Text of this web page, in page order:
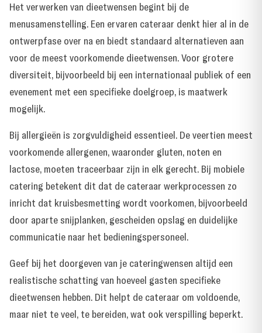
Het verwerken van dieetwensen begint bij de
menusamenstelling. Een ervaren cateraar denkt hier al in de
ontwerpfase over na en biedt standaard alternatieven aan
voor de meest voorkomende dieetwensen. Voor grotere
diversiteit, bijvoorbeeld bij een internationaal publiek of een
evenement met een specifieke doelgroep, is maatwerk
mogelijk.
Bij allergieën is zorgvuldigheid essentieel. De veertien meest
voorkomende allergenen, waaronder gluten, noten en
lactose, moeten traceerbaar zijn in elk gerecht. Bij mobiele
catering betekent dit dat de cateraar werkprocessen zo
inricht dat kruisbesmetting wordt voorkomen, bijvoorbeeld
door aparte snijplanken, gescheiden opslag en duidelijke
communicatie naar het bedieningspersoneel.
Geef bij het doorgeven van je cateringwensen altijd een
realistische schatting van hoeveel gasten specifieke
dieetwensen hebben. Dit helpt de cateraar om voldoende,
maar niet te veel, te bereiden, wat ook verspilling beperkt.